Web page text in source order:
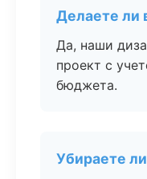
Делаете ли
Да, наши
проект с
бюджета.
Убираете